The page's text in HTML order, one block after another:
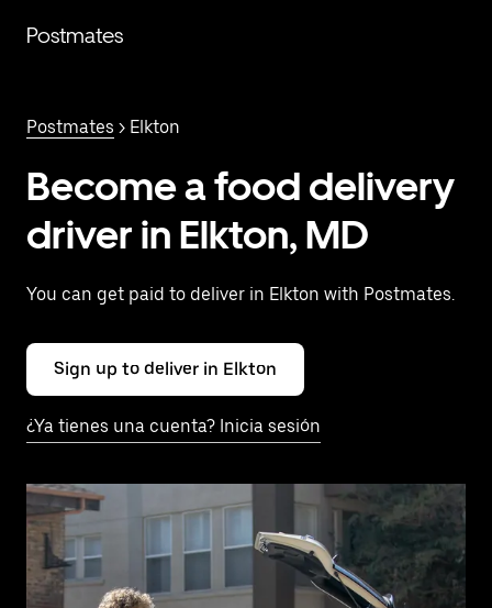
contenido
Postmates
Postmates > Elkton
Become a food delivery
driver in Elkton, MD
You can get paid to deliver in Elkton with Postmates.
Sign up to deliver in Elkton
¿Ya tienes una cuenta? Inicia sesión